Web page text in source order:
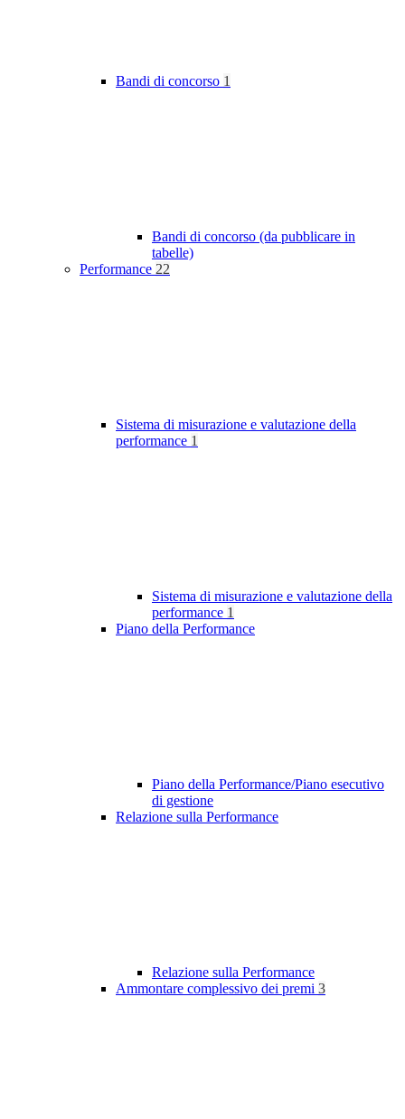
Bandi di concorso 1
Bandi di concorso (da pubblicare in
tabelle)
Performance 22
Sistema di misurazione e valutazione della
performance 1
Sistema di misurazione e valutazione della
performance 1
Piano della Performance
Piano della Performance/Piano esecutivo
di gestione
Relazione sulla Performance
Relazione sulla Performance
Ammontare complessivo dei premi 3